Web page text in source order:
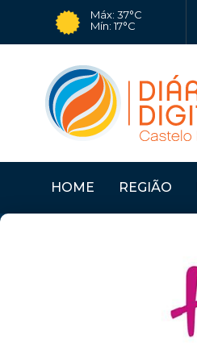
Máx: 37°C
Mín: 17°C
HOME REGIÃO